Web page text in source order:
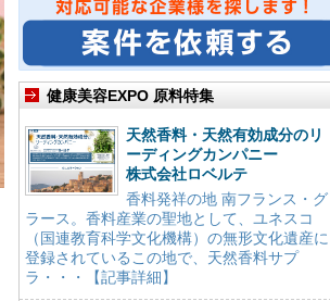
健康美容EXPO 原料特集
天然香料・天然有効成分のリ
ーディングカンパニー
株式会社ロベルテ
香料発祥の地 南フランス・グ
ラース。香料産業の聖地として、ユネスコ
（国連教育科学文化機構）の無形文化遺産に
登録されているこの地で、天然香料サプ
ラ・・・【記事詳細】